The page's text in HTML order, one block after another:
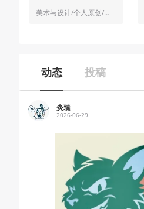
美术与设计/个人原创/插画
动态 投稿
炎臻
2026-06-29